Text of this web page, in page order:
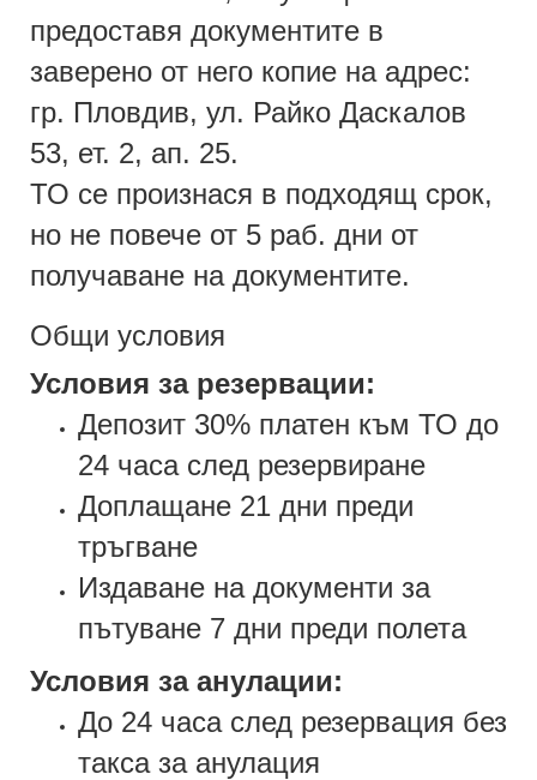
предоставя документите в
заверено от него копие на адрес:
гр. Пловдив, ул. Райко Даскалов
53, ет. 2, ап. 25.
ТО се произнася в подходящ срок,
но не повече от 5 раб. дни от
получаване на документите.
Общи условия
Условия за резервации:
Депозит 30% платен към ТО до
24 часа след резервиране
Доплащане 21 дни преди
тръгване
Издаване на документи за
пътуване 7 дни преди полета
Условия за анулации:
До 24 часа след резервация без
такса за анулация